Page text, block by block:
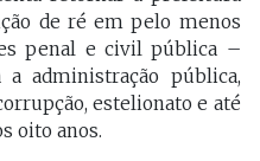
de ré em pelo menos
penal e civil pública –
administração pública,
estelionato e até
oito anos.